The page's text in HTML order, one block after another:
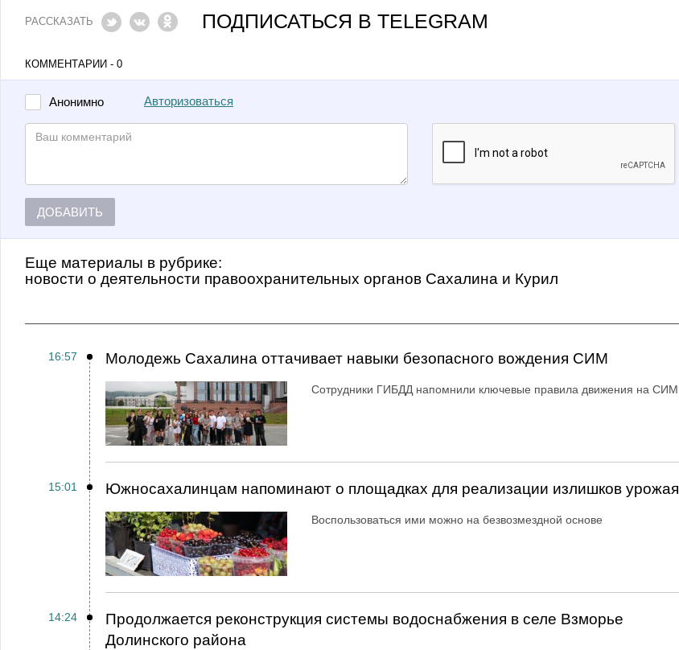
РАССКАЗАТЬ ПОДПИСАТЬСЯ В TELEGRAM
КОММЕНТАРИИ - 0
Анонимно Авторизоваться
ДОБАВИТЬ
Еще материалы в рубрике:
Новости о деятельности правоохранительных органов Сахалина и Курил
16:57 Молодежь Сахалина оттачивает навыки безопасного вождения СИМ
Сотрудники ГИБДД напомнили ключевые правила движения на СИМ
15:01 Южносахалинцам напоминают о площадках для реализации излишков урожая
Воспользоваться ими можно на безвозмездной основе
14:24
Продолжается реконструкция системы водоснабжения в селе Взморье
Долинского района